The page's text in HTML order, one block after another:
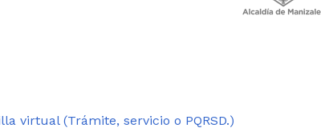
virtual (Trámite, servicio o PQRSD.)